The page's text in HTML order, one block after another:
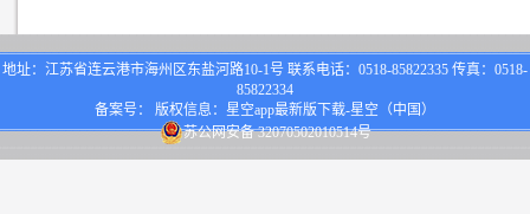
地址：江苏省连云港市海州区东盐河路10-1号 联系电话：0518-85822335 传真：0518-
85822334
备案号： 版权信息：星空app最新版下载-星空（中国）
苏公网安备 32070502010514号